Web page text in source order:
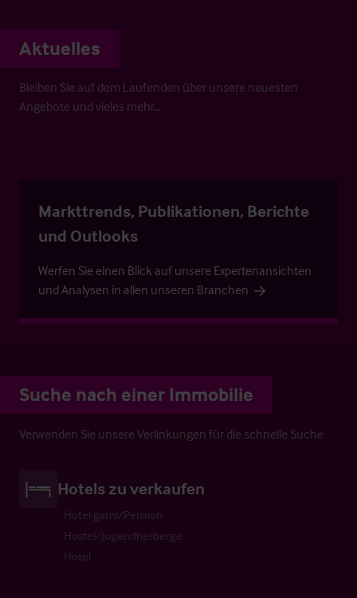
Aktuelles
Bleiben Sie auf dem Laufenden über unsere neuesten
Angebote und vieles mehr…
Markttrends, Publikationen, Berichte
und Outlooks
Werfen Sie einen Blick auf unsere Expertenansichten
und Analysen in allen unseren Branchen
Suche nach einer Immobilie
Verwenden Sie unsere Verlinkungen für die schnelle Suche
Hotels zu verkaufen
Hotel garni/Pension
Hostel/Jugendherberge
Hotel